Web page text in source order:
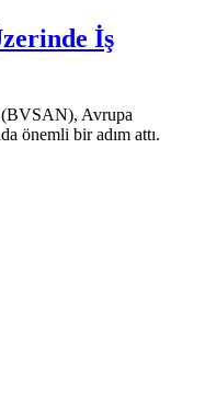
İş
Avrupa
önemli bir adım attı.